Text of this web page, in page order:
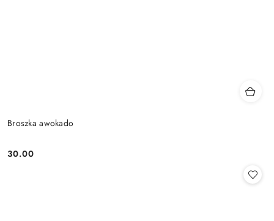
Broszka awokado
Cena:
30.00